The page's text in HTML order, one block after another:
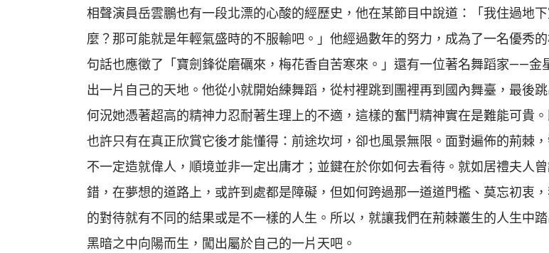
相聲演員岳雲鵬也有一段北漂的心酸的經歷史，他在某節目中說道：「我住過地
麼？那可能就是年輕氣盛時的不服輸吧。」他經過數年的努力，成為了一名優秀
句話也應徵了「寶劍鋒從磨礪來，梅花香自苦寒來。」還有一位著名舞蹈家——
出一片自己的天地。他從小就開始練舞蹈，從村裡跳到團裡再到國內舞臺，最後
何況她憑著超高的精神力忍耐著生理上的不適，這樣的奮鬥精神實在是難能可貴
也許只有在真正欣賞它後才能懂得：前途坎坷，卻也風景無限。面對遍佈的荊棘
不一定造就偉人，順境並非一定出庸才；並鍵在於你如何去看待。就如居禮夫人
錯，在夢想的道路上，或許到處都是障礙，但如何跨過那一道道門檻、莫忘初衷
的對待就有不同的結果或是不一樣的人生。所以，就讓我們在荊棘叢生的人生中
黑暗之中向陽而生，闖出屬於自己的一片天吧。